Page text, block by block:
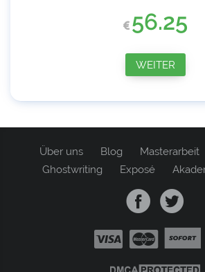
56.25
WEITER
Über uns Blog Masterarbeit
Ghostwriting
Exposé